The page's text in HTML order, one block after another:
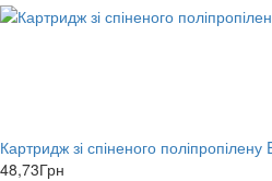
Картридж зі спіненого
48,73Грн